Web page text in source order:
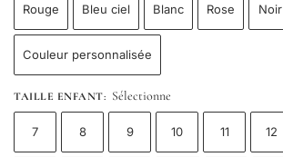
Rouge Bleu ciel Blanc Rose Noir
Couleur personnalisée
TAILLE ENFANT: Sélectionne
7 8 9 10 11 12